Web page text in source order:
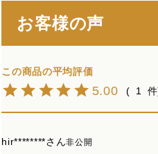
お客様の声
5.00 1
hir********
非公開